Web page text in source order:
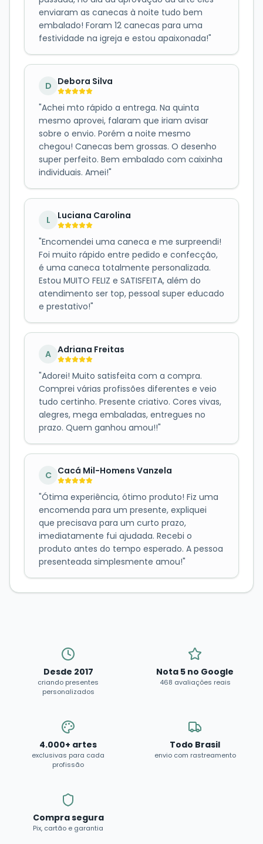
enviaram as canecas à noite tudo bem
embalado! Foram 12 canecas para uma
festividade na igreja e estou apaixonada!"
D Debora Silva
"Achei mto rápido a entrega. Na quinta
mesmo aprovei, falaram que iriam avisar
sobre o envio. Porém a noite mesmo
chegou! Canecas bem grossas. O desenho
super perfeito. Bem embalado com caixinha
individuais. Amei!"
L Luciana Carolina
"Encomendei uma caneca e me surpreendi!
Foi muito rápido entre pedido e confecção,
é uma caneca totalmente personalizada.
Estou MUITO FELIZ e SATISFEITA, além do
atendimento ser top, pessoal super educado
e prestativo!"
A Adriana Freitas
"Adorei! Muito satisfeita com a compra.
Comprei várias profissões diferentes e veio
tudo certinho. Presente criativo. Cores vivas,
alegres, mega embaladas, entregues no
prazo. Quem ganhou amou!!"
C Cacá Mil-Homens Vanzela
"Ótima experiência, ótimo produto! Fiz uma
encomenda para um presente, expliquei
que precisava para um curto prazo,
imediatamente fui ajudada. Recebi o
produto antes do tempo esperado. A pessoa
presenteada simplesmente amou!"
Desde 2017
criando presentes
personalizados
Nota 5 no Google
468 avaliações reais
4.000+ artes
exclusivas para cada
profissão
Todo Brasil
envio com rastreamento
Compra segura
Pix, cartão e garantia